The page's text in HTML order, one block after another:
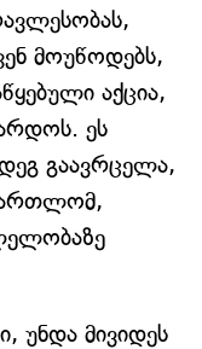
მოუწოდებს,
აქცია,
ეს
გაავრცელა,
უნდა მივიდეს